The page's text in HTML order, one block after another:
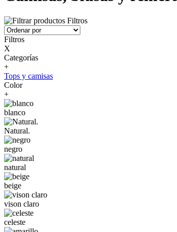
Filtros
Filtros
X
Categorías
+
Tops y camisas
Color
+
blanco
Natural.
negro
natural
beige
vison claro
celeste